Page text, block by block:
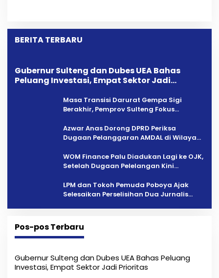
BERITA TERBARU
Gubernur Sulteng dan Dubes UEA Bahas
Peluang Investasi, Empat Sektor Jadi
Masa Transisi Darurat Gempa Sigi
Berakhir, Pemprov Sulteng Fokus
Azwar Anas Dorong DPRD Periksa
Dugaan Pelanggaran AMDAL di Wilayah
‎WOM Finance Palu Diadukan Lagi ke OJK,
Setelah Dugaan Pelelangan Kini
LPM dan Tokoh Pemuda Poboya Ajak
Selesaikan Perselisihan Dua Jurnalis
Pos-pos Terbaru
Gubernur Sulteng dan Dubes UEA Bahas Peluang
Investasi, Empat Sektor Jadi Prioritas